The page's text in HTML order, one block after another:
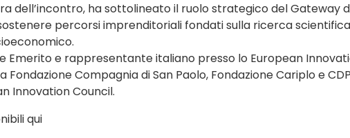
dell’incontro, ha sottolineato il ruolo strategico del Gateway
percorsi imprenditoriali fondati sulla ricerca
Emerito e rappresentante italiano presso lo European
Fondazione Compagnia di San Paolo, Fondazione Cariplo e
Innovation Council.
qui